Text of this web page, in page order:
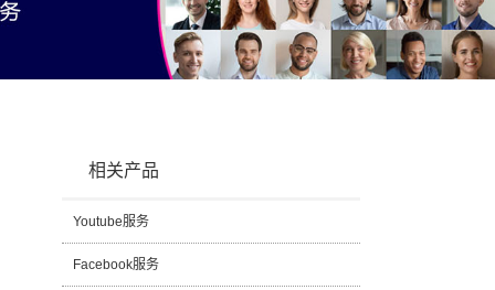
相关产品
Youtube服务
Facebook服务